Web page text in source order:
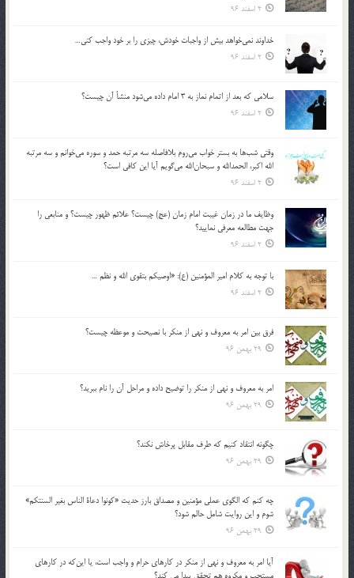
2 اسفند 96
خداوند نمي‌خواهد بيش از واجبات خودش، چيزي را بر خود واجب كني…
2 اسفند 96
سلامي كه بعد از اتمام نماز به 3 امام داده مي‌شود منشأ آن چيست؟
2 اسفند 96
وقتي شب‌ها به بستر خواب مي‌روم بلافاصله سه مرتبه حمد و سوره مي‌خوانم و سه مرتبه
الله اكبر، الحمدالله و سبحان‌الله مي‌گويم آيا اين كافي است؟
2 اسفند 96
وظايف ما در زمان غيبت امام زمان (عج) چيست؟ علائم ظهور چيست؟ و منابعي را
جهت مطالعه معرفي نماييد؟
2 اسفند 96
با توجه به كلام امير المؤمنين (ع): «اوصيكم بتقوي الله و نظم …
2 اسفند 96
فرق بين امر به معروف و نهي از منكر با نصيحت و موعظه چيست؟
29 بهمن 96
امر به معروف و نهي از منكر را توضيح داده و مراحل آن را نام ببريد؟
29 بهمن 96
چگونه انتقاد كنيم كه طرف مقابل پرخاش نكند؟
29 بهمن 96
چه كنم كه الگوي عملي مؤمنين و مصداق بارز حديث «كونوا دعاة الناس بغير السنتكم»
شوم و اين روايت شامل حالم شود؟
29 بهمن 96
آيا امر به معروف و نهي از منكر در كارهاي حرام و واجب است، يا اين‌كه در كارهاي